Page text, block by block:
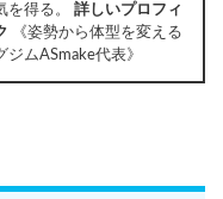
を得る。 詳しいプロフィ
《姿勢から体型を変える
ムASmake代表》